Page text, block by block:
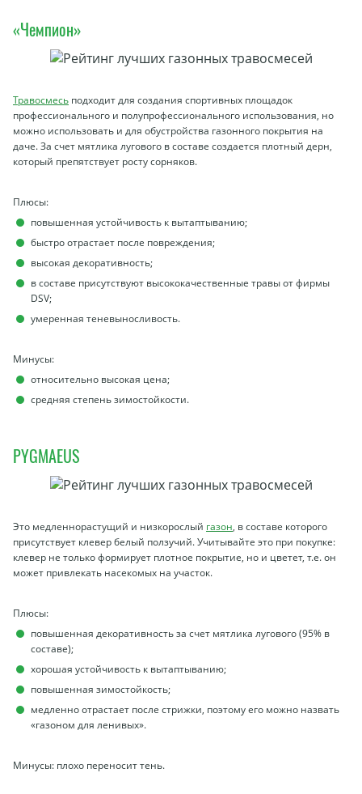
«Чемпион»
Травосмесь подходит для создания спортивных площадок
профессионального и полупрофессионального использования, но
можно использовать и для обустройства газонного покрытия на
даче. За счет мятлика лугового в составе создается плотный дерн,
который препятствует росту сорняков.
Плюсы:
повышенная устойчивость к вытаптыванию;
быстро отрастает после повреждения;
высокая декоративность;
в составе присутствуют высококачественные травы от фирмы
DSV;
умеренная теневыносливость.
Минусы:
относительно высокая цена;
средняя степень зимостойкости.
PYGMAEUS
Это медленнорастущий и низкорослый газон, в составе которого
присутствует клевер белый ползучий. Учитывайте это при покупке:
клевер не только формирует плотное покрытие, но и цветет, т.е. он
может привлекать насекомых на участок.
Плюсы:
повышенная декоративность за счет мятлика лугового (95% в
составе);
хорошая устойчивость к вытаптыванию;
повышенная зимостойкость;
медленно отрастает после стрижки, поэтому его можно назвать
«газоном для ленивых».
Минусы: плохо переносит тень.